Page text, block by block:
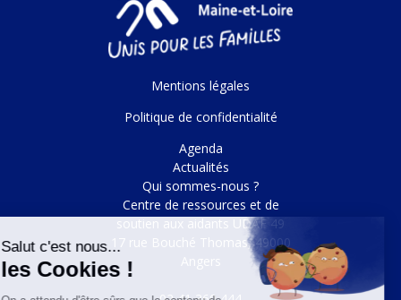
Mentions légales
Politique de confidentialité
Agenda
Actualités
Qui sommes-nous ?
Centre de ressources et de
soutien aux aidants UDAF 49
17 rue Bouché Thomas, 49000
Angers